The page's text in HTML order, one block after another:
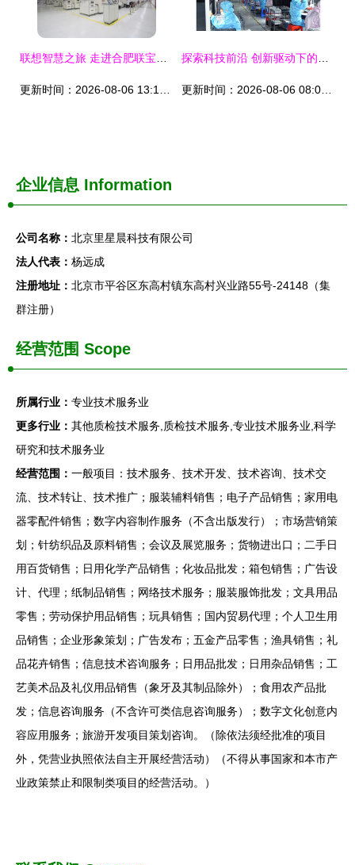
企业信息 Information
公司名称： 北京里星晨科技有限公司
法人代表： 杨远成
注册地址： 北京市平谷区东高村镇东高村兴业路55号-24148（集
群注册）
经营范围 Scope
所属行业： 专业技术服务业
更多行业： 其他质检技术服务,质检技术服务,专业技术服务业,科学
研究和技术服务业
经营范围： 一般项目：技术服务、技术开发、技术咨询、技术交
流、技术转让、技术推广；服装辅料销售；电子产品销售；家用电
器零配件销售；数字内容制作服务（不含出版发行）；市场营销策
划；针纺织品及原料销售；会议及展览服务；货物进出口；二手日
用百货销售；日用化学产品销售；化妆品批发；箱包销售；广告设
计、代理；纸制品销售；网络技术服务；服装服饰批发；文具用品
零售；劳动保护用品销售；玩具销售；国内贸易代理；个人卫生用
品销售；企业形象策划；广告发布；五金产品零售；渔具销售；礼
品花卉销售；信息技术咨询服务；日用品批发；日用杂品销售；工
艺美术品及礼仪用品销售（象牙及其制品除外）；食用农产品批
发；信息咨询服务（不含许可类信息咨询服务）；数字文化创意内
容应用服务；旅游开发项目策划咨询。（除依法须经批准的项目
外，凭营业执照依法自主开展经营活动）（不得从事国家和本市产
业政策禁止和限制类项目的经营活动。）